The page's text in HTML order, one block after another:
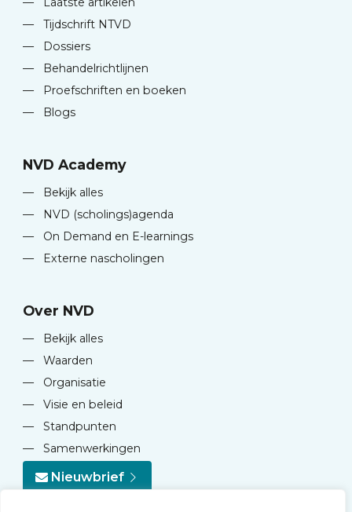
—
Tijdschrift NTVD
—
Dossiers
—
Behandelrichtlijnen
—
Proefschriften en boeken
—
Blogs
NVD Academy
—
Bekijk alles
—
NVD (scholings)agenda
—
On Demand en E-learnings
—
Externe nascholingen
Over NVD
—
Bekijk alles
—
Waarden
—
Organisatie
—
Visie en beleid
—
Standpunten
—
Samenwerkingen
Nieuwbrief